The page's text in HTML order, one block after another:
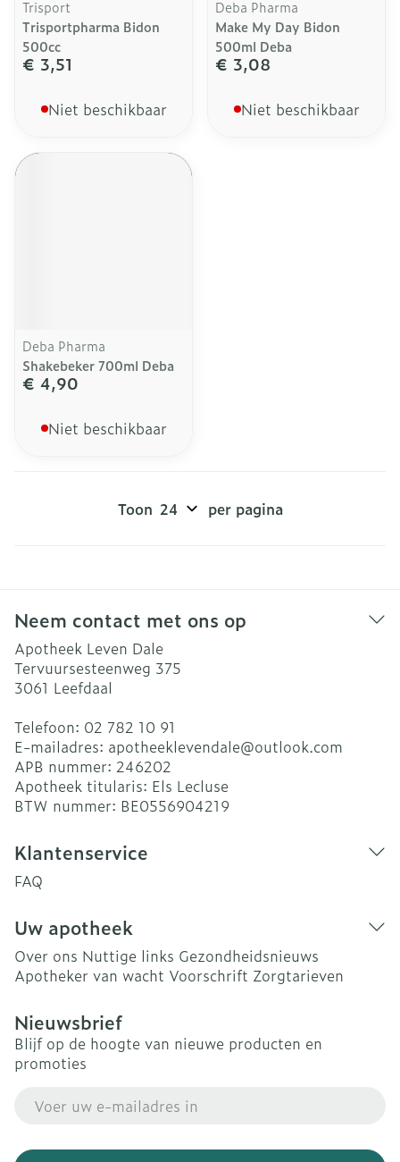
Trisport
Trisportpharma Bidon
500cc
€ 3,51
Niet beschikbaar
Deba Pharma
Make My Day Bidon
500ml Deba
€ 3,08
Niet beschikbaar
Deba Pharma
Shakebeker 700ml Deba
€ 4,90
Niet beschikbaar
Toon per pagina
Neem contact met ons op
Apotheek Leven Dale
Tervuursesteenweg 375
3061 Leefdaal
Telefoon: 02 782 10 91
E-mailadres: apotheeklevendale@outlook.com
APB nummer: 246202
Apotheek titularis: Els Lecluse
BTW nummer: BE0556904219
Klantenservice
FAQ
Uw apotheek
Over ons Nuttige links Gezondheidsnieuws
Apotheker van wacht Voorschrift Zorgtarieven
Nieuwsbrief
Blijf op de hoogte van nieuwe producten en
promoties